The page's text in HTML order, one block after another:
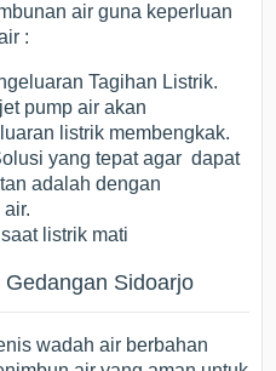
air guna keperluan
:
Tagihan Listrik.
pump air akan
listrik membengkak.
yang tepat agar dapat
adalah dengan
listrik mati
Gedangan Sidoarjo
wadah air berbahan